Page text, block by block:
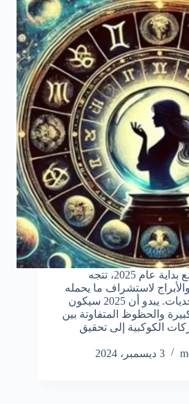
توقعات الأبراج 2025، مع بداية عام 2025، تتجه
لاستشراف ما يحمله
هذا العام من فرص وتحديات. يبدو أن 2025 سيكون
والحظوظ المتفاوتة بين
الكوكبية إلى تحقيق
3 ديسمبر، 2024